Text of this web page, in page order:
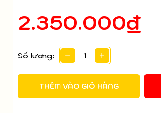
2.350.000₫
Số lượng:
THÊM VÀO GIỎ HÀNG
Mã giảm giá:
Điều kiện: